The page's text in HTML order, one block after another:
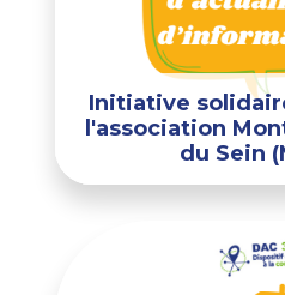
Initiative
l'association
du Sein